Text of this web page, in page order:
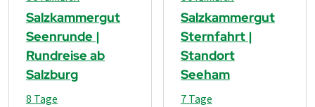
Salzkammergut
Seenrunde |
Rundreise ab
Salzburg
8 Tage
Salzkammergut
Sternfahrt |
Standort
Seeham
7 Tage